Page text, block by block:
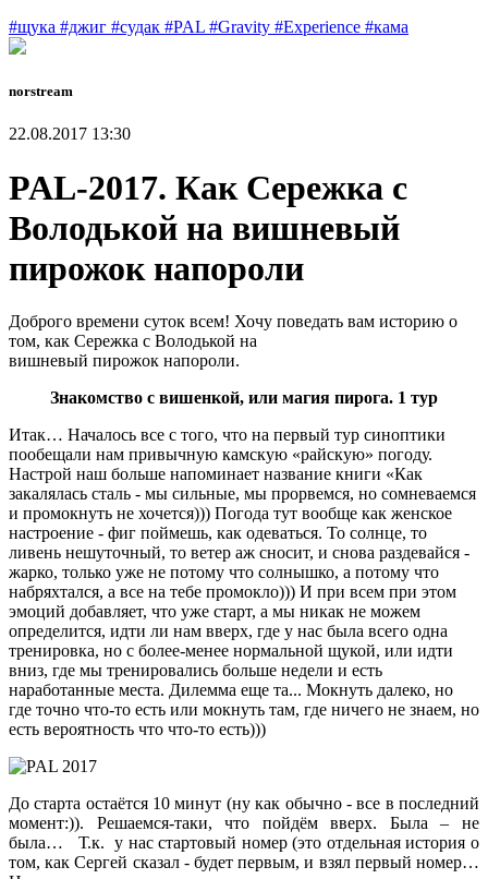
#щука #джиг #судак #PAL #Gravity #Experience #кама
norstream
22.08.2017 13:30
PAL-2017. Как Сережка с
Володькой на вишневый
пирожок напороли
Доброго времени суток всем! Хочу поведать вам историю о
том, как Сережка с Володькой на
вишневый пирожок напороли.
Знакомство с вишенкой, или магия пирога. 1 тур
Итак… Началось все с того, что на первый тур синоптики
пообещали нам привычную камскую «райскую» погоду.
Настрой наш больше напоминает название книги «Как
закалялась сталь - мы сильные, мы прорвемся, но сомневаемся
и промокнуть не хочется))) Погода тут вообще как женское
настроение - фиг поймешь, как одеваться. То солнце, то
ливень нешуточный, то ветер аж сносит, и снова раздевайся -
жарко, только уже не потому что солнышко, а потому что
набряхтался, а все на тебе промокло))) И при всем при этом
эмоций добавляет, что уже старт, а мы никак не можем
определится, идти ли нам вверх, где у нас была всего одна
тренировка, но с более-менее нормальной щукой, или идти
вниз, где мы тренировались больше недели и есть
наработанные места. Дилемма еще та... Мокнуть далеко, но
где точно что-то есть или мокнуть там, где ничего не знаем, но
есть вероятность что что-то есть)))
До старта остаётся 10 минут (ну как обычно - все в последний
момент:)). Решаемся-таки, что пойдём вверх. Была – не
была… Т.к. у нас стартовый номер (это отдельная история о
том, как Сергей сказал - будет первым, и взял первый номер…